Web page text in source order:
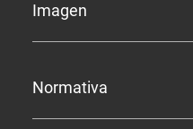
Imagen
Normativa